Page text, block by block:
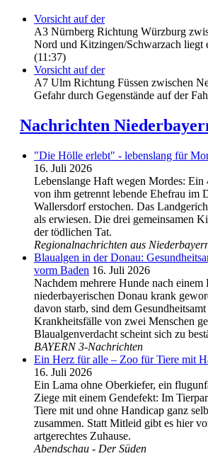
Vorsicht auf der
A3 Nürnberg Richtung Würzburg
Nord und Kitzingen/Schwarzach liegt
(11:37)
Vorsicht auf der
A7 Ulm Richtung Füssen zwischen
Gefahr durch Gegenstände auf der
Nachrichten
"Die Hölle erlebt" - lebenslang für
16. Juli 2026
Lebenslange Haft wegen Mordes: Ein
von ihm getrennt lebende Ehefrau im
Wallersdorf erstochen. Das
als erwiesen. Die drei gemeinsamen
der tödlichen Tat.
Regionalnachrichten aus
Blaualgen in der Donau:
vorm Baden 16. Juli 2026
Nachdem mehrere Hunde nach einem
niederbayerischen Donau krank
davon starb, sind dem
Krankheitsfälle von zwei Menschen
Blaualgenverdacht scheint sich zu
BAYERN 3-Nachrichten
Ein Herz für alle – Zoo für Tiere mit
16. Juli 2026
Ein Lama ohne Oberkiefer, ein
Ziege mit einem Gendefekt: Im
Tiere mit und ohne Handicap ganz
zusammen. Statt Mitleid gibt es hier
artgerechtes Zuhause.
Abendschau - Der Süden